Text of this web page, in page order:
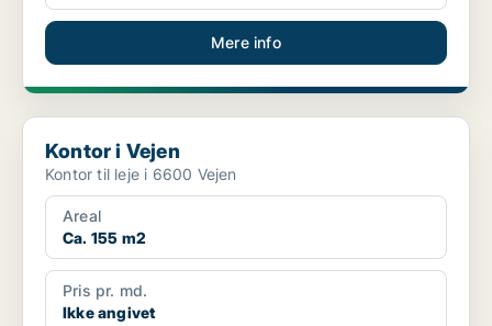
Mere info
Kontor i Vejen
Kontor i Vejen
Kontor til leje i 6600 Vejen
Areal
Ca. 155 m2
Pris pr. md.
Ikke angivet